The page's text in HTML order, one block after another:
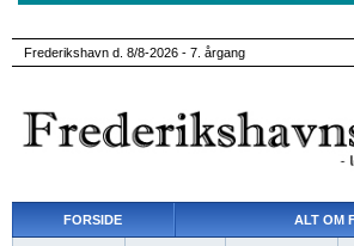
Frederikshavn d. 8/8-2026 - 7. årgang
FORSIDE ALT OM